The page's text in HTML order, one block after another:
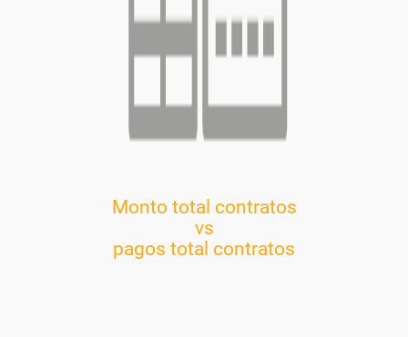
Monto total contratos
vs
pagos total contratos